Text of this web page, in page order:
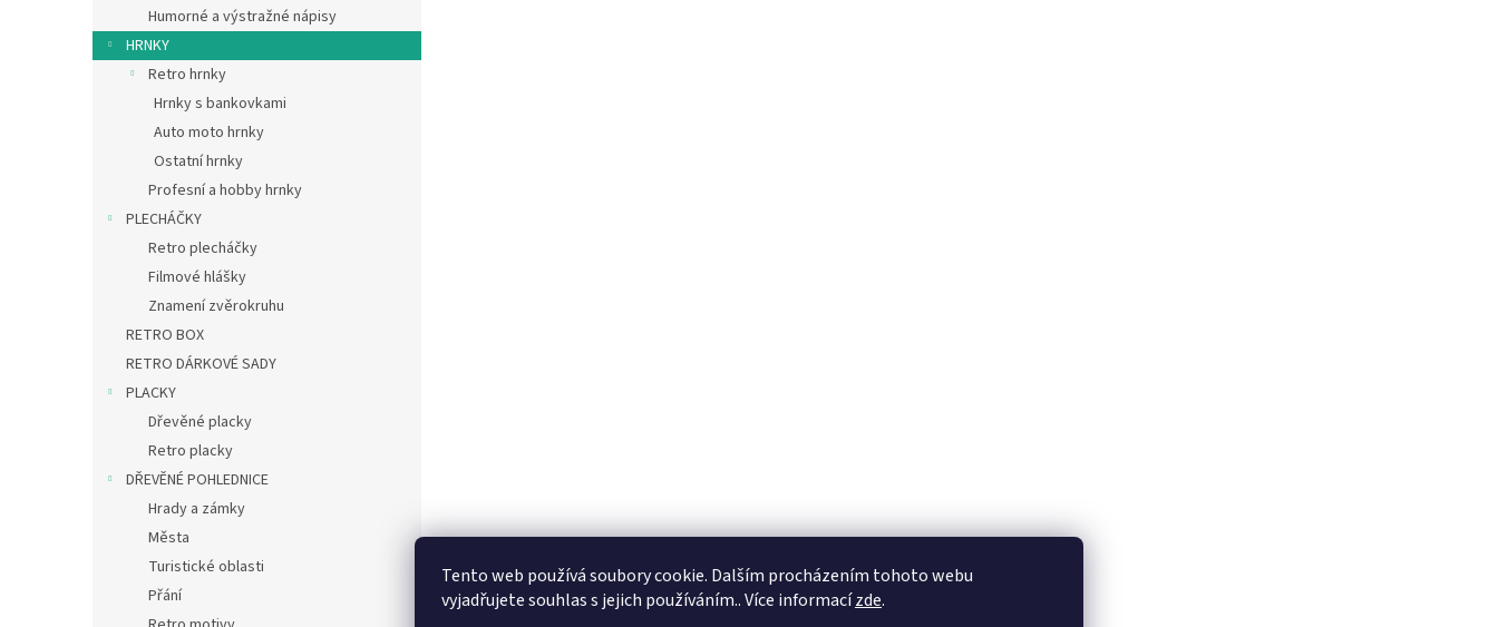
Tento web používá soubory cookie. Dalším procházením tohoto webu
vyjadřujete souhlas s jejich používáním.. Více informacízde.
Humorné a výstražné nápisy
HRNKY
Retro hrnky
Hrnky s bankovkami
Auto moto hrnky
Ostatní hrnky
Profesní a hobby hrnky
PLECHÁČKY
Retro plecháčky
Filmové hlášky
Znamení zvěrokruhu
RETRO BOX
RETRO DÁRKOVÉ SADY
PLACKY
Dřevěné placky
Retro placky
DŘEVĚNÉ POHLEDNICE
Hrady a zámky
Města
Turistické oblasti
Přání